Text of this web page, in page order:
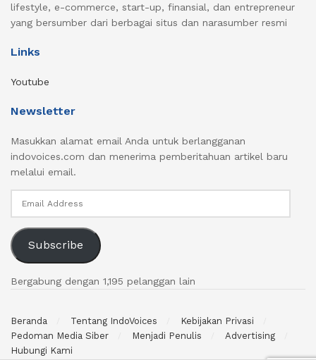
lifestyle, e-commerce, start-up, finansial, dan entrepreneur
yang bersumber dari berbagai situs dan narasumber resmi
Links
Youtube
Newsletter
Masukkan alamat email Anda untuk berlangganan
indovoices.com dan menerima pemberitahuan artikel baru
melalui email.
Subscribe
Bergabung dengan 1,195 pelanggan lain
Beranda Tentang IndoVoices
Kebijakan Privasi
Pedoman Media Siber
Menjadi Penulis
Advertising
Hubungi Kami